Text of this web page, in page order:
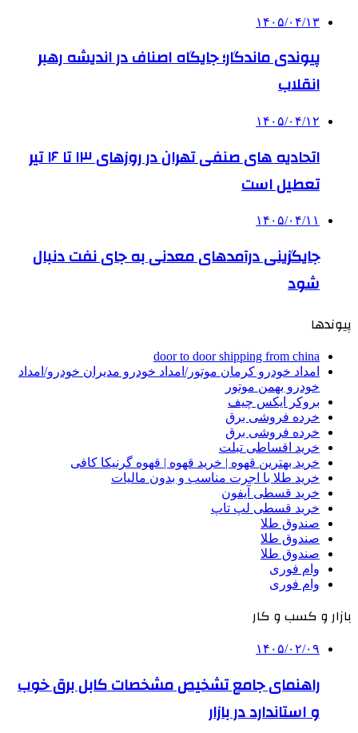
۱۴۰۵/۰۴/۱۳
پیوندی ماندگار؛ جایگاه اصناف در اندیشه رهبر
انقلاب
۱۴۰۵/۰۴/۱۲
اتحادیه های صنفی تهران در روزهای ۱۳ تا ۱۶ تیر
تعطیل است
۱۴۰۵/۰۴/۱۱
جایگزینی درآمدهای معدنی به جای نفت دنبال
شود
پیوندها
door to door shipping from china
امداد خودرو کرمان موتور/امداد خودرو مدیران خودرو/امداد
خودرو بهمن موتور
بروکر ایکس چیف
خرده فروشی برق
خرده فروشی برق
خرید اقساطی تبلت
خرید بهترین قهوه | خرید قهوه | قهوه گرنیکا کافی
خرید طلا با اجرت مناسب و بدون مالیات
خرید قسطی آیفون
خرید قسطی لپ تاپ
صندوق طلا
صندوق طلا
صندوق طلا
وام فوری
وام فوری
بازار و کسب و کار
۱۴۰۵/۰۲/۰۹
راهنمای جامع تشخیص مشخصات کابل برق خوب
و استاندارد در بازار